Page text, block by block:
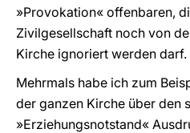
»Provokation« offenbaren,
Zivilgesellschaft noch von
Kirche ignoriert werden darf.
Mehrmals habe ich zum
der ganzen Kirche über den
»Erziehungsnotstand«